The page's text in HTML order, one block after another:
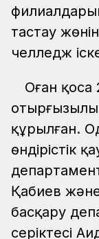
тастау
челледж
Оған қоса
құрылған.
өндірістік
Қабиев
басқару
серіктесі